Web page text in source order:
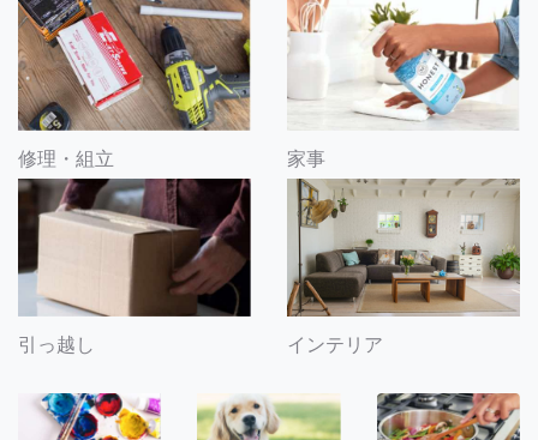
修理・組立 家事
引っ越し インテリア